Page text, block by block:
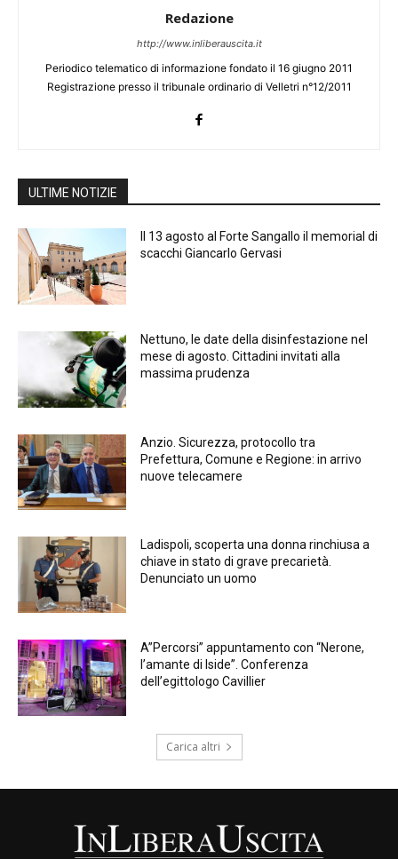
Redazione
http://www.inliberauscita.it
Periodico telematico di informazione fondato il 16 giugno 2011
Registrazione presso il tribunale ordinario di Velletri n°12/2011
ULTIME NOTIZIE
Il 13 agosto al Forte Sangallo il memorial di
scacchi Giancarlo Gervasi
Nettuno, le date della disinfestazione nel
mese di agosto. Cittadini invitati alla
massima prudenza
Anzio. Sicurezza, protocollo tra
Prefettura, Comune e Regione: in arrivo
nuove telecamere
Ladispoli, scoperta una donna rinchiusa a
chiave in stato di grave precarietà.
Denunciato un uomo
A”Percorsi” appuntamento con “Nerone,
l’amante di Iside”. Conferenza
dell’egittologo Cavillier
Carica altri